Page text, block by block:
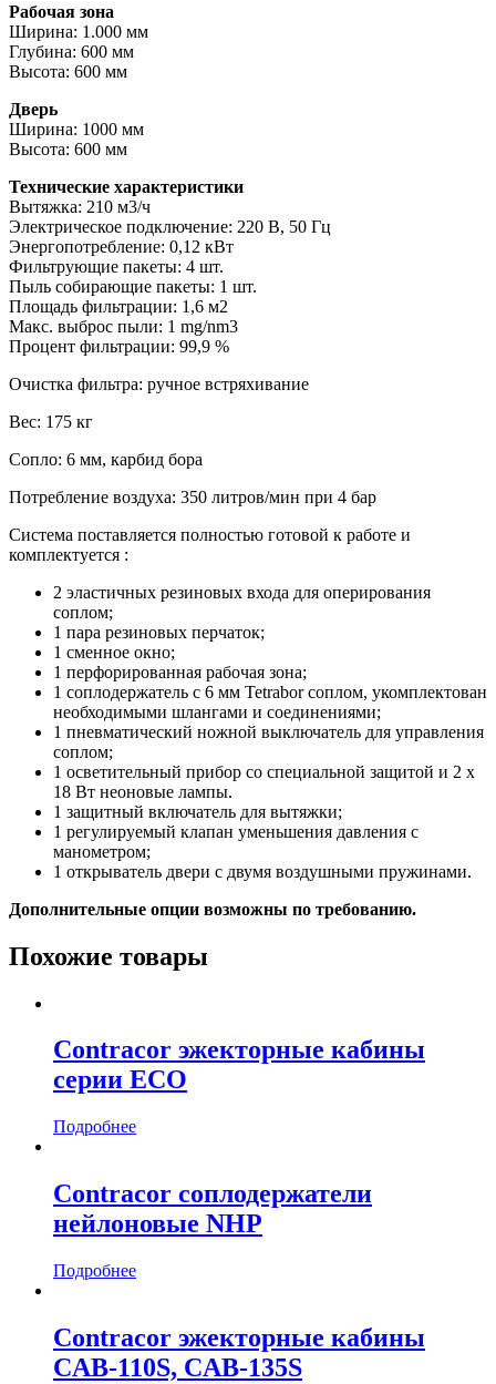
Рабочая зона
Ширина: 1.000 мм
Глубина: 600 мм
Высота: 600 мм
Дверь
Ширина: 1000 мм
Высота: 600 мм
Технические характеристики
Вытяжка: 210 м3/ч
Электрическое подключение: 220 В, 50 Гц
Энергопотребление: 0,12 кВт
Фильтрующие пакеты: 4 шт.
Пыль собирающие пакеты: 1 шт.
Площадь фильтрации: 1,6 м2
Макс. выброс пыли: 1 mg/nm3
Процент фильтрации: 99,9 %
Очистка фильтра: ручное встряхивание
Вес: 175 кг
Сопло: 6 мм, карбид бора
Потребление воздуха: 350 литров/мин при 4 бар
Система поставляется полностью готовой к работе и
комплектуется :
2 эластичных резиновых входа для оперирования
соплом;
1 пара резиновых перчаток;
1 сменное окно;
1 перфорированная рабочая зона;
1 соплодержатель с 6 мм Tetrabor соплом, укомплектован
необходимыми шлангами и соединениями;
1 пневматический ножной выключатель для управления
соплом;
1 осветительный прибор со специальной защитой и 2 x
18 Вт неоновые лампы.
1 защитный включатель для вытяжки;
1 регулируемый клапан уменьшения давления с
манометром;
1 открыватель двери с двумя воздушными пружинами.
Дополнительные опции возможны по требованию.
Похожие товары
Contracor эжекторные кабины
серии ECO
Подробнее
Contracor соплодержатели
нейлоновые NHP
Подробнее
Contracor эжекторные кабины
CAB-110S, CAB-135S